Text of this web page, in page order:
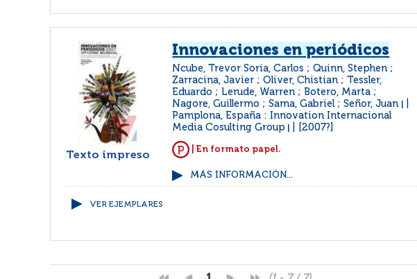
Texto impreso
Innovaciones en periódicos
Ncube, Trevor Soria, Carlos ; Quinn, Stephen ;
Zarracina, Javier ; Oliver, Chistian ; Tessler,
Eduardo ; Lerude, Warren ; Botero, Marta ;
Nagore, Guillermo ; Sama, Gabriel ; Señor, Juan
Pamplona, España : Innovation Internacional
Media Cosulting Group
[2007?]
| En formato papel.
MÁS INFORMACIÓN...
VER EJEMPLARES